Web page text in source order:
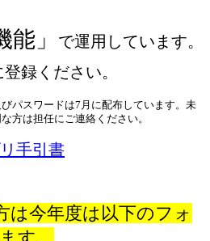
能」
で運用しています。
登録ください。
パスワードは7月に配布しています。未
方は担任にご連絡ください。
手引書
は今年度は以下のフォ